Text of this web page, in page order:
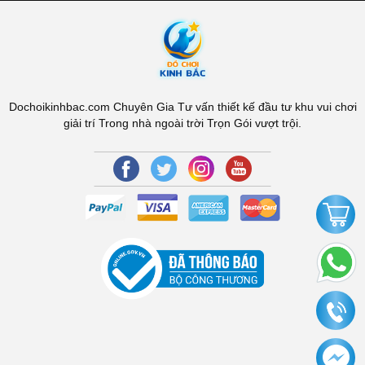
Dochoikinhbac.com Chuyên Gia Tư vấn thiết kế đầu tư khu vui chơi
giải trí Trong nhà ngoài trời Trọn Gói vượt trội.